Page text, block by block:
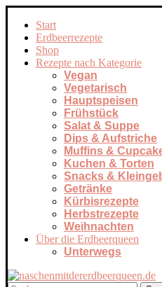
Start
Erdbeerrezepte
Shop
Rezepte nach Kategorie
Vegan
Vegetarisch
Hauptspeisen
Frühstück
Salat & Suppe
Dips & Aufstriche
Muffins &
Kuchen & Torten
Snacks &
Getränke
Kürbisrezepte
Herbstrezepte
Weihnachten
Über die Erdbeerqueen
Unterwegs